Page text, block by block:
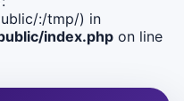
:/tmp/) in
index.php on line